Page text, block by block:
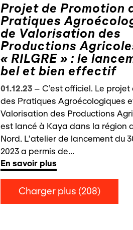
Projet de Promotion
Pratiques
de Valorisation des
Productions
« RILGRE » : le
bel et bien effectif
01.12.23 – C’est officiel. Le
des Pratiques Agroécologiques
Valorisation des Productions
est lancé à Kaya dans la région
Nord. L’atelier de lancement du
2023 a permis de...
En savoir plus
Charger plus (208)